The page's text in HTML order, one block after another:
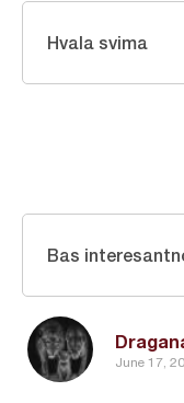
Hvala svima
June 17,
Bas